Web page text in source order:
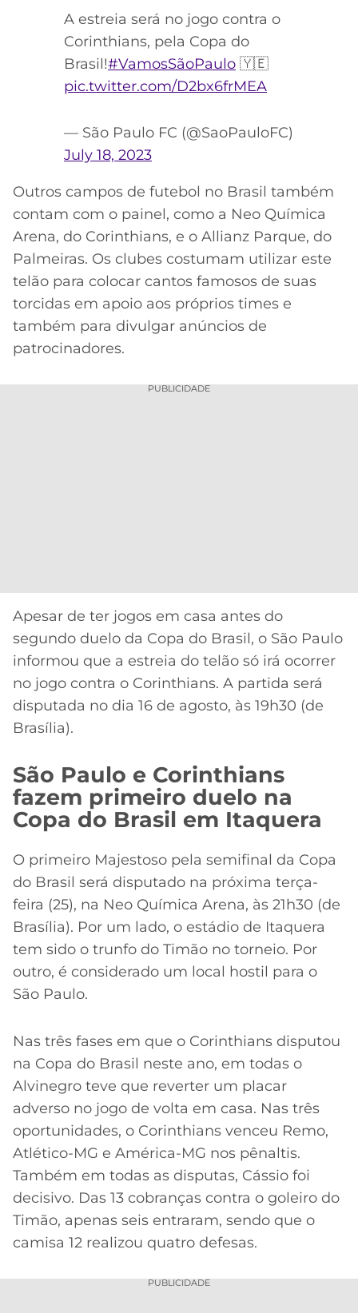
CRUZEIRO
A estreia será no jogo contra o
Corinthians, pela Copa do
Brasil!#VamosSãoPaulo 🇾🇪
pic.twitter.com/D2bx6frMEA
— São Paulo FC (@SaoPauloFC)
July 18, 2023
Outros campos de futebol no Brasil também
contam com o painel, como a Neo Química
Arena, do Corinthians, e o Allianz Parque, do
Palmeiras. Os clubes costumam utilizar este
telão para colocar cantos famosos de suas
torcidas em apoio aos próprios times e
também para divulgar anúncios de
patrocinadores.
PUBLICIDADE
Apesar de ter jogos em casa antes do
segundo duelo da Copa do Brasil, o São Paulo
informou que a estreia do telão só irá ocorrer
no jogo contra o Corinthians. A partida será
disputada no dia 16 de agosto, às 19h30 (de
Brasília).
São Paulo e Corinthians
fazem primeiro duelo na
Copa do Brasil em Itaquera
O primeiro Majestoso pela semifinal da Copa
do Brasil será disputado na próxima terça-
feira (25), na Neo Química Arena, às 21h30 (de
Brasília). Por um lado, o estádio de Itaquera
tem sido o trunfo do Timão no torneio. Por
outro, é considerado um local hostil para o
São Paulo.
Nas três fases em que o Corinthians disputou
na Copa do Brasil neste ano, em todas o
Alvinegro teve que reverter um placar
adverso no jogo de volta em casa. Nas três
oportunidades, o Corinthians venceu Remo,
Atlético-MG e América-MG nos pênaltis.
Também em todas as disputas, Cássio foi
decisivo. Das 13 cobranças contra o goleiro do
Timão, apenas seis entraram, sendo que o
camisa 12 realizou quatro defesas.
PUBLICIDADE